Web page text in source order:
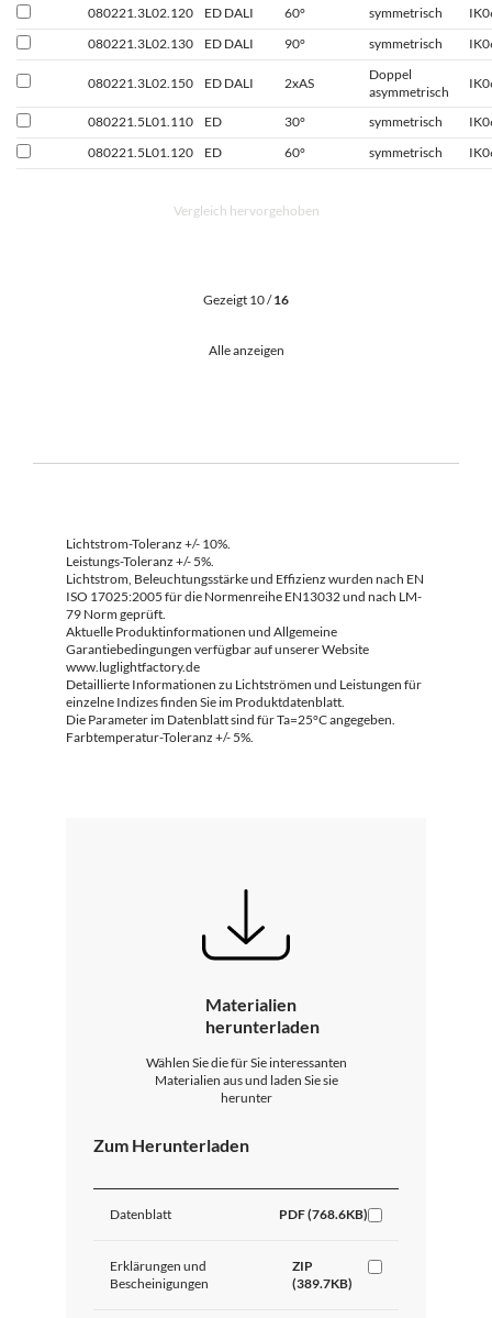
080221.3L02.120
ED DALI 60° symmetrisch
080221.3L02.130
ED DALI 90° symmetrisch
080221.3L02.150 ED DALI 2xAS
Doppel
asymmetrisch
080221.5L01.110 ED 30° symmetrisch
080221.5L01.120
ED 60° symmetrisch
Vergleich hervorgehoben
Gezeigt 10 /16
Alle anzeigen
Lichtstrom-Toleranz +/- 10%.
Leistungs-Toleranz +/- 5%.
Lichtstrom, Beleuchtungsstärke und Effizienz wurden nach EN
ISO 17025:2005 für die Normenreihe EN13032 und nach LM-
79 Norm geprüft.
Aktuelle Produktinformationen und Allgemeine
Garantiebedingungen verfügbar auf unserer Website
www.luglightfactory.de
Detaillierte Informationen zu Lichtströmen und Leistungen für
einzelne Indizes finden Sie im Produktdatenblatt.
Die Parameter im Datenblatt sind für Ta=25°C angegeben.
Farbtemperatur-Toleranz +/- 5%.
Materialien
herunterladen
Wählen Sie die für Sie interessanten
Materialien aus und laden Sie sie
herunter
Zum Herunterladen
Datenblatt PDF (768.6KB)
Erklärungen und
Bescheinigungen
ZIP
(389.7KB)